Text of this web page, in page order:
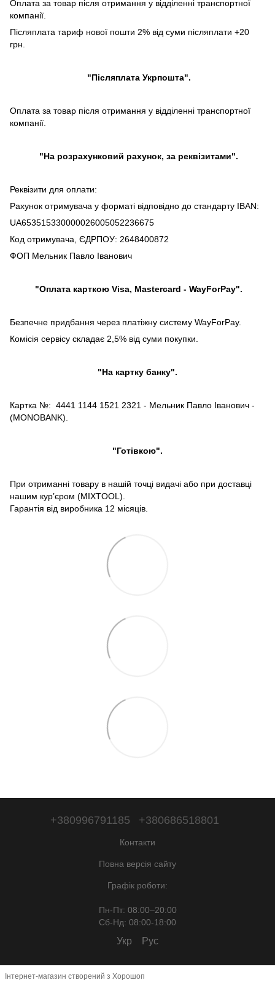
Оплата за товар після отримання у відділенні транспортної
компанії.
Післяплата тариф нової пошти 2% від суми післяплати +20
грн.
"Післяплата Укрпошта".
Оплата за товар після отримання у відділенні транспортної
компанії.
"На розрахунковий рахунок, за реквізитами".
Реквізити для оплати:
Рахунок отримувача у форматі відповідно до стандарту IBAN:
UA653515330000026005052236675
Код отримувача, ЄДРПОУ: 2648400872
ФОП Мельник Павло Іванович
"Оплата карткою Visa, Mastercard - WayForPay".
Безпечне придбання через платіжну систему WayForPay.
Комісія сервісу складає 2,5% від суми покупки.
"На картку банку".
Картка №: 4441 1144 1521 2321 - Мельник Павло Іванович -
(MONOBANK).
"Готівкою".
При отриманні товару в нашій точці видачі або при доставці
нашим кур’єром (MIXTOOL).
Гарантія від виробника 12 місяців.
+380996791185 +380686518801
Контакти
Повна версія сайту
Графік роботи:
Пн-Пт: 08:00–20:00
Сб-Нд: 08:00-18:00
Укр Рус
Інтернет-магазин створений з Хорошоп